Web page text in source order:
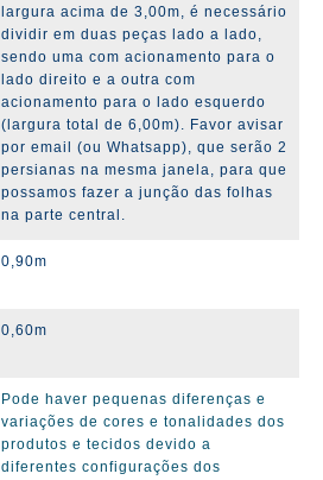
largura acima de 3,00m, é necessário
dividir em duas peças lado a lado,
sendo uma com acionamento para o
lado direito e a outra com
acionamento para o lado esquerdo
(largura total de 6,00m). Favor avisar
por email (ou Whatsapp), que serão 2
persianas na mesma janela, para que
possamos fazer a junção das folhas
na parte central.
0,90m
0,60m
Pode haver pequenas diferenças e
variações de cores e tonalidades dos
produtos e tecidos devido a
diferentes configurações dos